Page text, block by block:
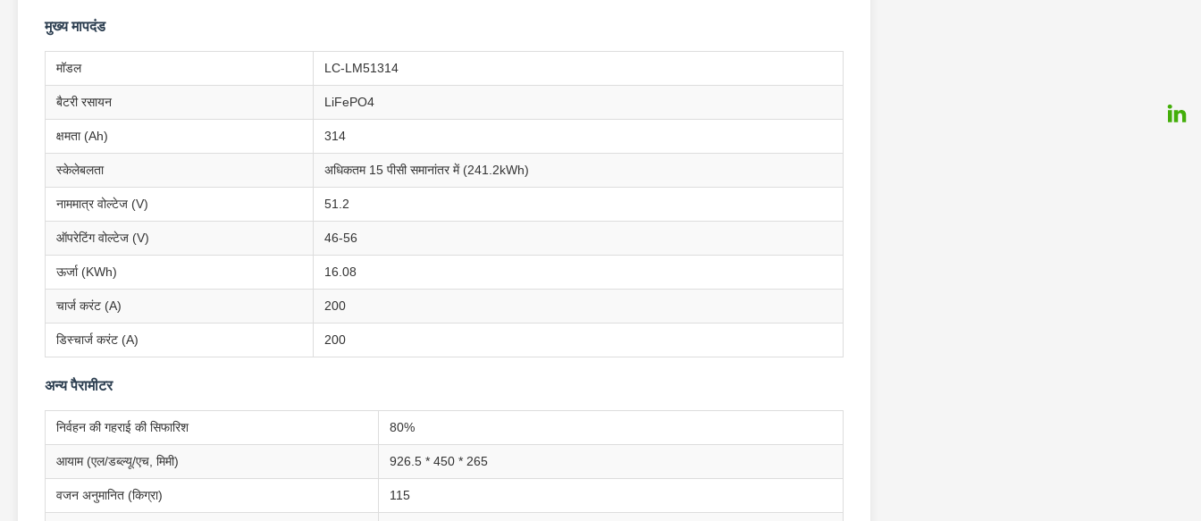
मुख्य मापदंड
मॉडल LC-LM51314
बैटरी रसायन LiFePO4
क्षमता (Ah) 314
स्केलेबलता अधिकतम 15 पीसी समानांतर में (241.2kWh)
नाममात्र वोल्टेज (V) 51.2
ऑपरेटिंग वोल्टेज (V) 46-56
ऊर्जा (KWh) 16.08
चार्ज करंट (A) 200
डिस्चार्ज करंट (A) 200
अन्य पैरामीटर
निर्वहन की गहराई की सिफारिश 80%
आयाम (एल/डब्ल्यू/एच, मिमी) 926.5 * 450 * 265
वजन अनुमानित (किग्रा) 115